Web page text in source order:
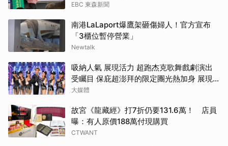
EBC 東森新聞
南港LaLaport爆鷹架砸傷婦人！官方宣布
「3櫃位暫停營業」
Newtalk
吸納人氣 展現活力 超跑杰克歌舞戲劇演出
受矚目 保庇超澎拜的限定團光熱加身 展現
藝能生命的多彩繽紛
大媒體
故宮《龍藏經》打7折仍要131.6萬！ 店員
曝：有人原價188萬付現購買
CTWANT